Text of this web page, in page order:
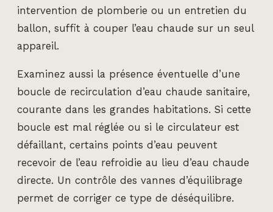
intervention de plomberie ou un entretien du
ballon, suffit à couper l’eau chaude sur un seul
appareil.
Examinez aussi la présence éventuelle d’une
boucle de recirculation d’eau chaude sanitaire,
courante dans les grandes habitations. Si cette
boucle est mal réglée ou si le circulateur est
défaillant, certains points d’eau peuvent
recevoir de l’eau refroidie au lieu d’eau chaude
directe. Un contrôle des vannes d’équilibrage
permet de corriger ce type de déséquilibre.